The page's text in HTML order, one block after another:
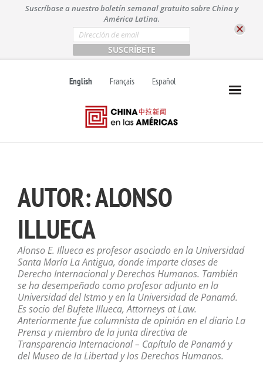
t
Suscríbase a nuestro boletín semanal gratuito sobre China y
América Latina.
E
m
a
i
*
English Français Español
AUTOR:ALONSO
ILLUECA
Alonso E. Illueca es profesor asociado en la Universidad
Santa María La Antigua, donde imparte clases de
Derecho Internacional y Derechos Humanos. También
se ha desempeñado como profesor adjunto en la
Universidad del Istmo y en la Universidad de Panamá.
Es socio del Bufete Illueca, Attorneys at Law.
Anteriormente fue columnista de opinión en el diario La
Prensa y miembro de la junta directiva de
Transparencia Internacional – Capítulo de Panamá y
del Museo de la Libertad y los Derechos Humanos.